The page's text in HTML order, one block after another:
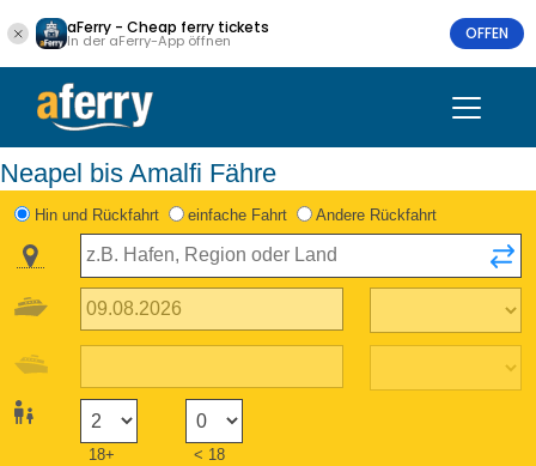
aFerry - Cheap ferry tickets
In der aFerry-App öffnen OFFEN
Neapel bis Amalfi Fähre
Hin und Rückfahrt einfache Fahrt Andere Rückfahrt
18+ < 18